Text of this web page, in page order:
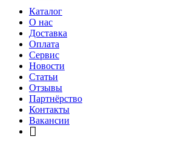
Каталог
О нас
Доставка
Оплата
Сервис
Новости
Статьи
Отзывы
Партнёрство
Контакты
Вакансии